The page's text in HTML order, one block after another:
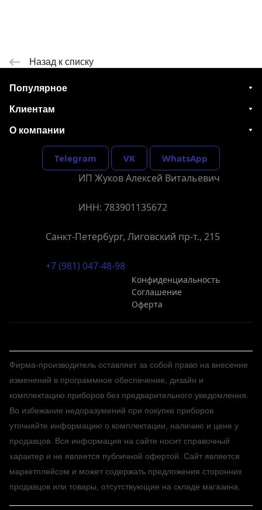
Назад к списку
Популярное
Клиентам
О компании
Telegram VK WhatsApp
ИП Жуков Алексей Витальевич
ИНН: 783901135672
Санкт-Петербург, Лиговский пр-т., 215
+7 (981) 047-48-98
Конфиденциальность
Соглашение
Оферта
Фирма-производитель оставляет за собой право на внесение
изменений в программное обеспечение, дизайн и
комплектацию приборов без предварительного уведомления.
Во избежание недоразумений при покупке приборов
уточняйте информацию о комплектации, наличию и цене у
продавцов. Вся информация на сайте носит справочный
характер и не является публичной офертой. Сайт является
маркетплейсом и может содержать предложения сторонних
продавцов или товары, отсутствующие на складе магазина.